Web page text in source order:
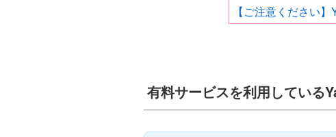
【ご注意ください
有料サービスを利用している